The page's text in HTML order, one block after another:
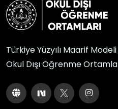
Türkiye Yüzyılı Maarif
Okul Dışı Öğrenme